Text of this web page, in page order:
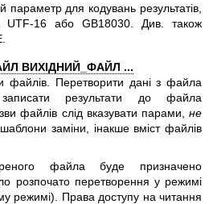
параметр для кодувань результатів,
UTF-16 або GB18030. Див. також
ВИХІДНИЙ_ФАЙЛ ...
файлів. Перетворити дані з файла
результати до файла
файлів слід вказувати парами, не
заміни, інакше вміст файлів
файла буде призначено
розпочато перетворення у режимі
режимі). Права доступу на читання